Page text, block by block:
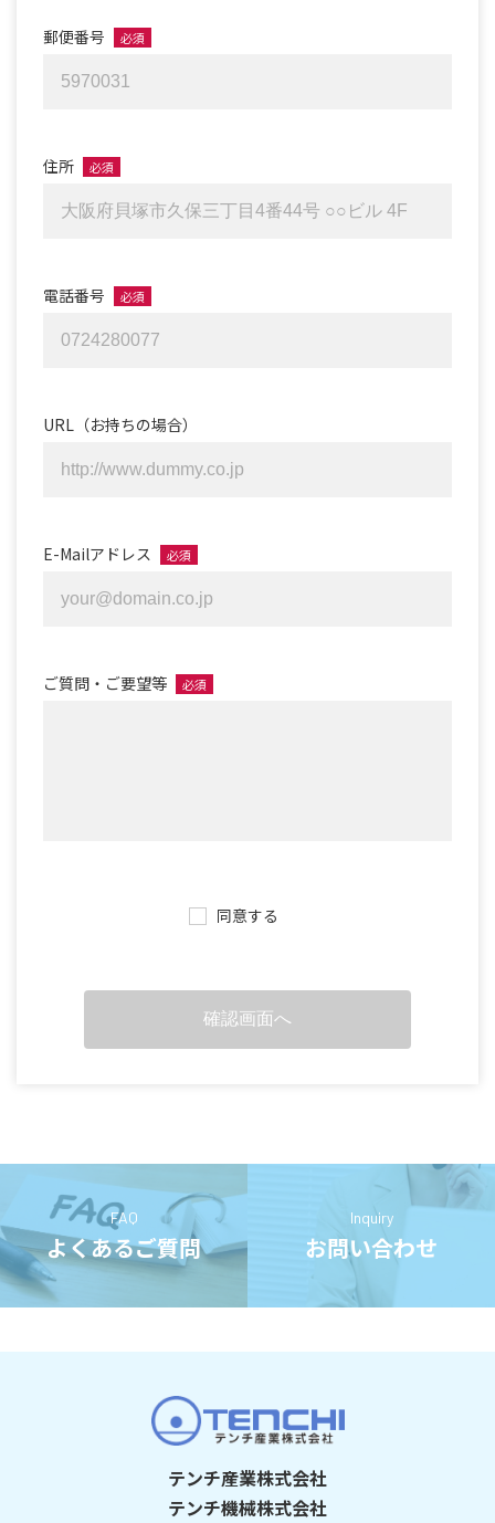
郵便番号 必須
住所 必須
電話番号 必須
URL（お持ちの場合）
E-Mailアドレス 必須
ご質問・ご要望等 必須
同意する
FAQ
よくあるご質問
Inquiry
お問い合わせ
テンチ産業株式会社
テンチ機械株式会社